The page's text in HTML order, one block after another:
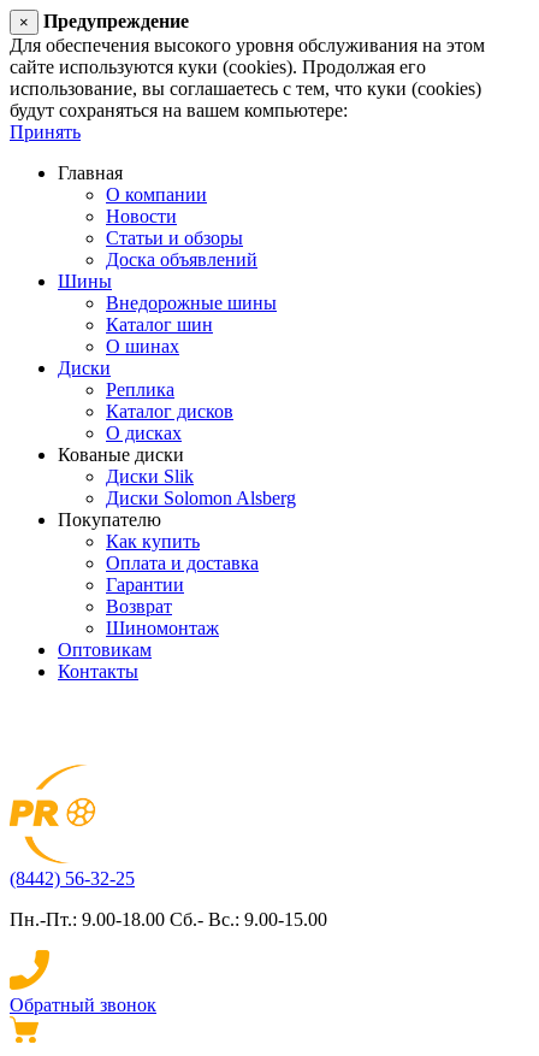
×
Предупреждение
Для обеспечения высокого уровня обслуживания на этом
сайте используются куки (cookies). Продолжая его
использование, вы соглашаетесь с тем, что куки (cookies)
будут сохраняться на вашем компьютере:
Принять
Главная
О компании
Новости
Статьи и обзоры
Доска объявлений
Шины
Внедорожные шины
Каталог шин
О шинах
Диски
Реплика
Каталог дисков
О дисках
Кованые диски
Диски Slik
Диски Solomon Alsberg
Покупателю
Как купить
Оплата и доставка
Гарантии
Возврат
Шиномонтаж
Оптовикам
Контакты
(8442) 56-32-25
Пн.-Пт.: 9.00-18.00 Сб.- Вс.: 9.00-15.00
Обратный звонок